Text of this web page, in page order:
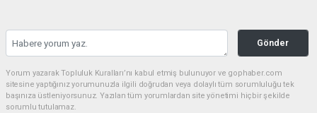
Gönder
Yorum yazarak Topluluk Kuralları’nı kabul etmiş bulunuyor ve gophaber.com
sitesine yaptığınız yorumunuzla ilgili doğrudan veya dolaylı tüm sorumluluğu tek
başınıza üstleniyorsunuz. Yazılan tüm yorumlardan site yönetimi hiçbir şekilde
sorumlu tutulamaz.